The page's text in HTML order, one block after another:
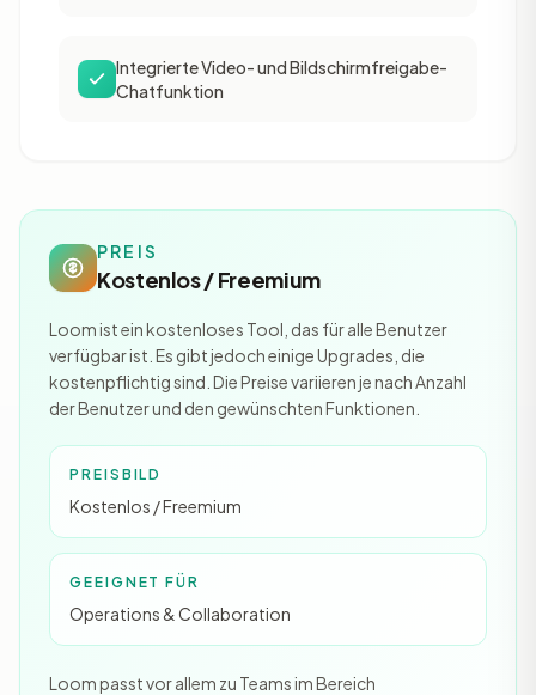
Integrierte Video- und Bildschirmfreigabe-
Chatfunktion
PREIS
Kostenlos / Freemium
Loom ist ein kostenloses Tool, das für alle Benutzer
verfügbar ist. Es gibt jedoch einige Upgrades, die
kostenpflichtig sind. Die Preise variieren je nach Anzahl
der Benutzer und den gewünschten Funktionen.
PREISBILD
Kostenlos / Freemium
GEEIGNET FÜR
Operations & Collaboration
Loom passt vor allem zu Teams im Bereich